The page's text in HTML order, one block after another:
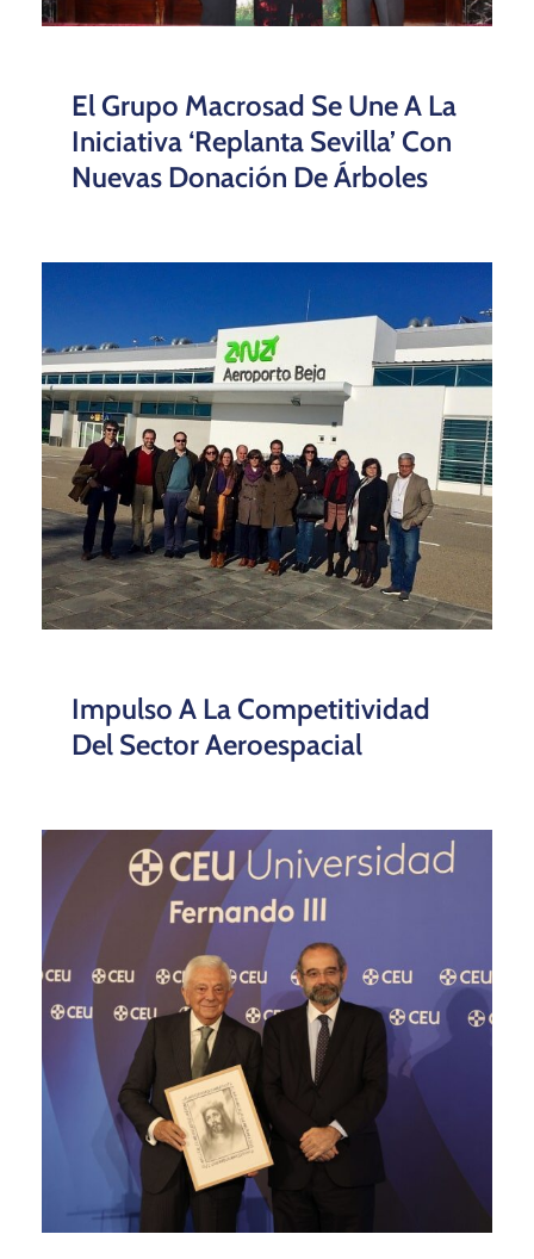
El Grupo Macrosad Se Une A La
Iniciativa ‘Replanta Sevilla’ Con
Nuevas Donación De Árboles
Impulso A La Competitividad
Del Sector Aeroespacial